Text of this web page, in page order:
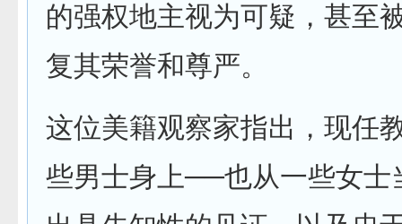
的强权地主视为可疑，甚至
复其荣誉和尊严。
这位美籍观察家指出，现任
些男士身上──也从一些女